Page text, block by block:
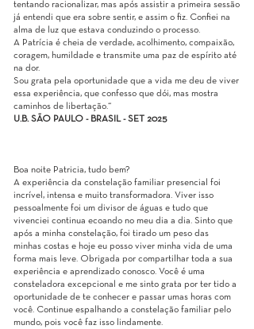
tentando racionalizar, mas após assistir a primeira sessão
já entendi que era sobre sentir, e assim o fiz. Confiei na
alma de luz que estava conduzindo o processo.
A Patrícia é cheia de verdade, acolhimento, compaixão,
coragem, humildade e transmite uma paz de espírito até
na dor.
Sou grata pela oportunidade que a vida me deu de viver
essa experiência, que confesso que dói, mas mostra
caminhos de libertação.“
U.B. SÃO PAULO - BRASIL - SET 2025
Boa noite Patricia, tudo bem?
A experiência da constelação familiar presencial foi
incrível, intensa e muito transformadora. Viver isso
pessoalmente foi um divisor de águas e tudo que
vivenciei continua ecoando no meu dia a dia. Sinto que
após a minha constelação, foi tirado um peso das
minhas costas e hoje eu posso viver minha vida de uma
forma mais leve. Obrigada por compartilhar toda a sua
experiência e aprendizado conosco. Você é uma
consteladora excepcional e me sinto grata por ter tido a
oportunidade de te conhecer e passar umas horas com
você. Continue espalhando a constelação familiar pelo
mundo, pois você faz isso lindamente.